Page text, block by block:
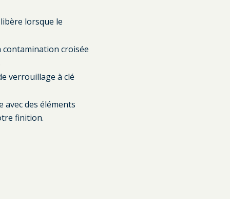
lorsque le
contamination croisée
verrouillage à clé
des éléments
finition.